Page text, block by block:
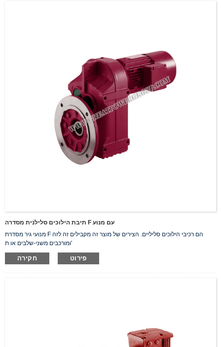
תיבת הילוכים סלילנית מסדרה F עם מנוע
מנועי גיר מסדרת F הם רכיבי הילוכים סליליים. הצירים של מוצר זה מקבילים זה לזה
ומורכבים משני-שלבים או ת'
חקירה פירוט